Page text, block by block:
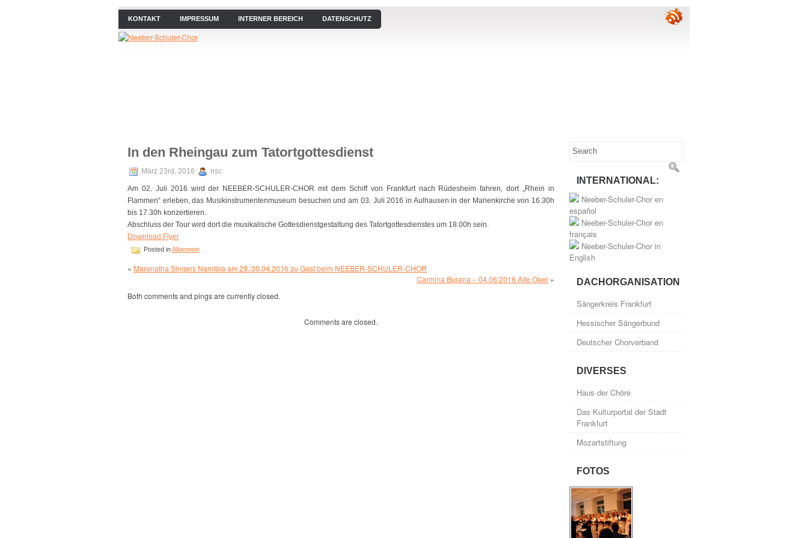
KONTAKT IMPRESSUM INTERNER BEREICH DATENSCHUTZ
In den Rheingau zum Tatortgottesdienst
März 23rd, 2016 nsc
Am 02. Juli 2016 wird der NEEBER-SCHULER-CHOR mit dem Schiff von Frankfurt nach Rüdesheim fahren, dort „Rhein in
Flammen“ erleben, das Musikinstrumentenmuseum besuchen und am 03. Juli 2016 in Aulhausen in der Marienkirche von 16.30h
bis 17.30h konzertieren.
Abschluss der Tour wird dort die musikalische Gottesdienstgestaltung des Tatortgottesdienstes um 18.00h sein.
Download Flyer
Posted inAllgemein
« Maranatha Singers Namibia am 29./30.04.2016 zu Gast beim NEEBER-SCHULER-CHOR
Carmina Burana – 04.06.2016 Alte Oper »
Both comments and pings are currently closed.
Comments are closed.
INTERNATIONAL:
Neeber-Schuler-Chor en
español
Neeber-Schuler-Chor en
français
Neeber-Schuler-Chor in
English
DACHORGANISATION
Sängerkreis Frankfurt
Hessischer Sängerbund
Deutscher Chorverband
DIVERSES
Haus der Chöre
Das Kulturportal der Stadt
Frankfurt
Mozartstiftung
FOTOS